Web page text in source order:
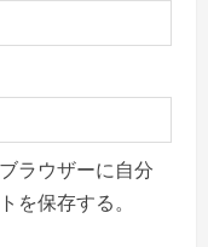
ラウザーに自分
を保存する。